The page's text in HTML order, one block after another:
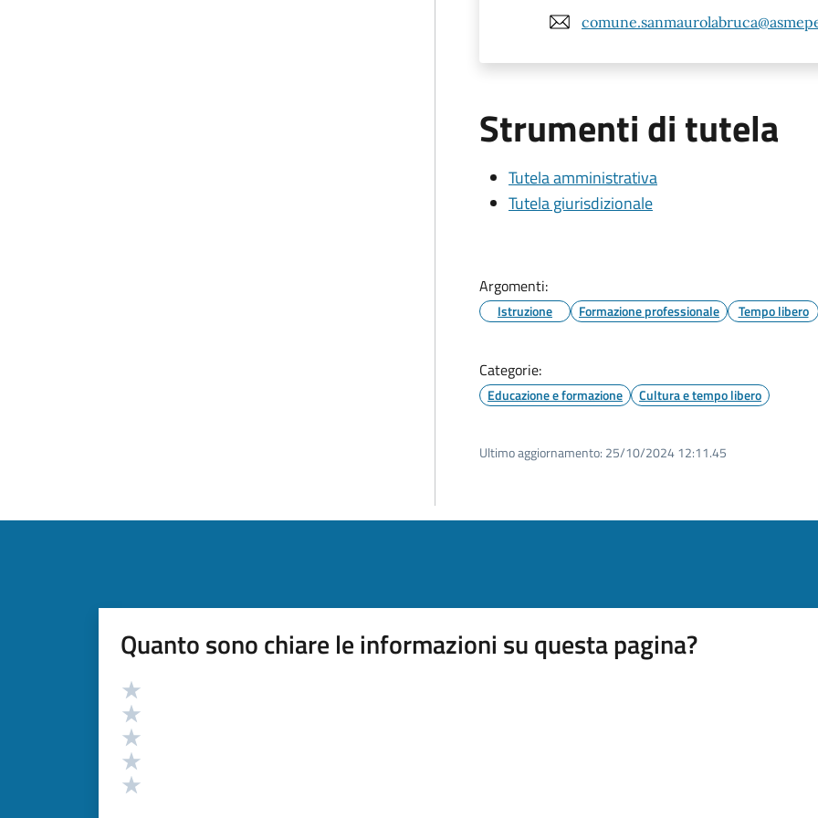
Strumenti di tutela
Tutela amministrativa
Tutela giurisdizionale
Argomenti:
Istruzione Formazione professionale Tempo libero
Categorie:
Educazione e formazione Cultura e tempo libero
Ultimo aggiornamento: 25/10/2024 12:11.45
Quanto sono chiare le informazioni su questa pagina?
Valutazione